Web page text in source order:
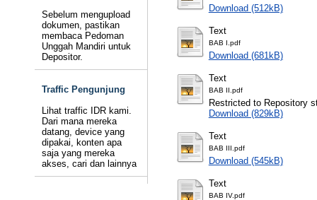
Sebelum mengupload
dokumen, pastikan
membaca Pedoman
Unggah Mandiri untuk
Depositor.
Traffic Pengunjung
Lihat traffic IDR kami.
Dari mana mereka
datang, device yang
dipakai, konten apa
saja yang mereka
akses, cari dan lainnya
Download (512kB)
Text
BAB I.pdf
Download (681kB)
Text
BAB II.pdf
Restricted to Repository
Download (829kB)
Text
BAB III.pdf
Download (545kB)
Text
BAB IV.pdf